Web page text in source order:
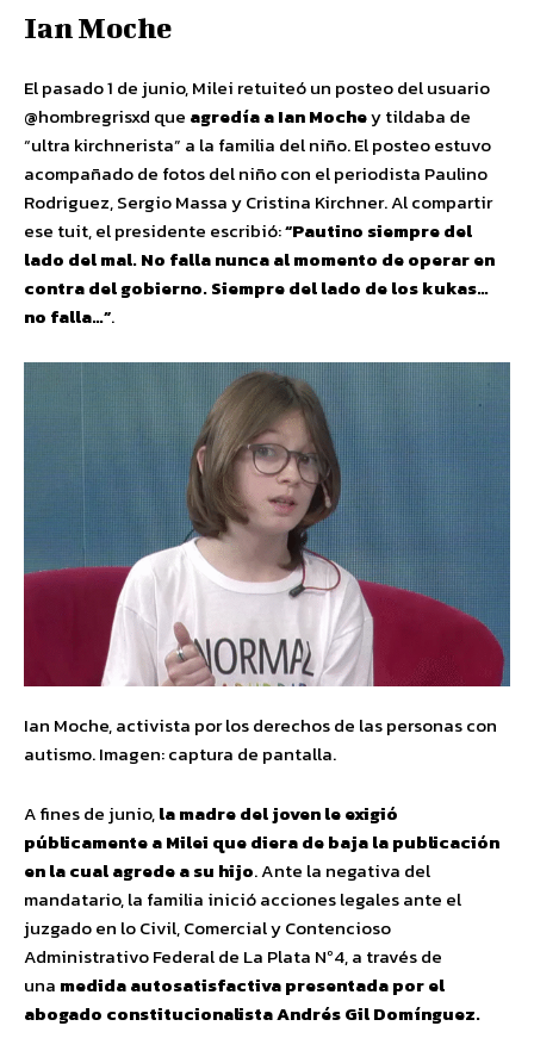
Ian Moche
El pasado 1 de junio, Milei retuiteó un posteo del usuario
@hombregrisxd que agredía a Ian Mochey tildaba de
“ultra kirchnerista” a la familia del niño. El posteo estuvo
acompañado de fotos del niño con el periodista Paulino
Rodriguez, Sergio Massa y Cristina Kirchner. Al compartir
ese tuit, el presidente escribió:“Pautino siempre del
lado del mal. No falla nunca al momento de operar en
contra del gobierno. Siempre del lado de los kukas…
no falla…”.
Ian Moche, activista por los derechos de las personas con
autismo. Imagen: captura de pantalla.
A fines de junio,la madre del joven le exigió
públicamente a Milei que diera de baja la publicación
en la cual agrede a su hijo. Ante la negativa del
mandatario, la familia inició acciones legales ante el
juzgado en lo Civil, Comercial y Contencioso
Administrativo Federal de La Plata Nº4, a través de
una medida autosatisfactiva presentada por el
abogado constitucionalista Andrés Gil Domínguez.